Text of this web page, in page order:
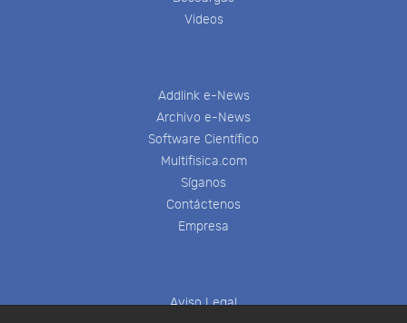
Videos
Addlink e-News
Archivo e-News
Software Científico
Multifisica.com
Síganos
Contáctenos
Empresa
Aviso Legal